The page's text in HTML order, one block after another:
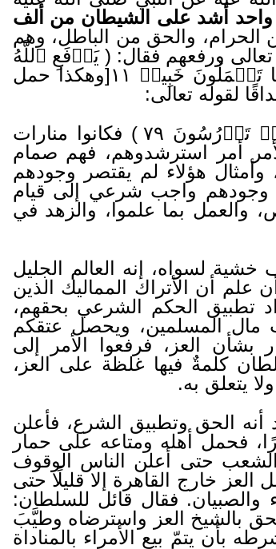
واحد أشد على الشيطان من ألف
الحرام، والحق من الباطل، وهم
تعالى ورفعهم فقال: ( يَرۡفَعِ ٱللَّهُ
ٱلَّذِينَ ءَامَنُواْ مِنكُمۡ وَٱلَّذِينَ أُوتُواْ ٱلۡعِلۡمَ دَرَجَٰتٖۚ وَٱللَّهُ بِمَا تَعۡمَلُونَ خَبِيرٞ ١١[وهكذا حمل
لقوله تعالى:
( وَلَٰكِن كُونُواْ رَبَّٰنِيِّ‍ۧنَ بِمَا كُنتُمۡ تُعَلِّمُونَ ٱلۡكِتَٰبَ وَبِمَا كُنتُمۡ تَدۡرُسُونَ ٧٩ ) فكانوا منارات
أمر استرشدوهم، فهم صمام
وأمثال هؤلاء لم يقتصر وجودهم
وجودهم واجب شرعي إلى قيام
والعمل بما علموا، والزهد في
لسواه، إنه العالم الجليل
أن الأتراك المماليك الذين
تطبيق الحكم الشرعي بحقهم،
مال المسلمين، ويحصل عتقكم
بشأن العز، فرفعوا الأمر إلى
كلمةٌ فيها غلظة على العز،
يتعلق به.
أنه الحق وتطبيق الشرع، فأعلن
فحمل أهله ومتاعه على حمار
حتى أعلن الناس الوقوف
العز خارج القاهرة إلا قليلًا حتى
والصبيان. فقال قائل للسلطان:
بالشيخ العز واسترضاه وطيَّبَ
بأن يتمّ بيع الأمراء بالمناداة